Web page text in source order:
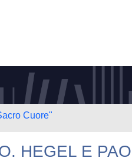
Cuore"
HEGEL E